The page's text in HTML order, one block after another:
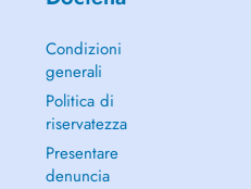
Condizioni
generali
Politica di
riservatezza
Presentare
denuncia